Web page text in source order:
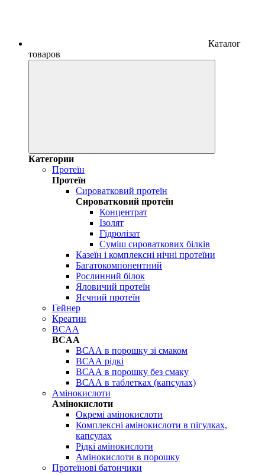
Каталог
товаров
Категории
Протеїн
Протеїн
Сироватковий протеїн
Сироватковий протеїн
Концентрат
Ізолят
Гідролізат
Суміш сироваткових білків
Казеїн і комплексні нічні протеїни
Багатокомпонентний
Рослинний білок
Яловичий протеїн
Яєчний протеїн
Гейнер
Креатин
BCAA
BCAA
ВСАА в порошку зі смаком
ВСАА рідкі
ВСАА в порошку без смаку
ВСАА в таблетках (капсулах)
Амінокислоти
Амінокислоти
Окремі амінокислоти
Комплексні амінокислоти в пігулках,
капсулах
Рідкі амінокислоти
Амінокислоти в порошку
Протеїнові батончики